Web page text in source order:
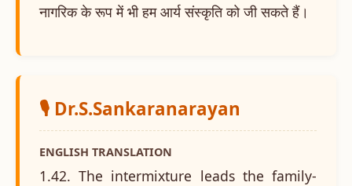
नागरिक के रूप में भी हम आर्य संस्कृति को जी सकते हैं।
🎙️ Dr.S.Sankaranarayan
ENGLISH TRANSLATION
1.42. The intermixture leads the family-